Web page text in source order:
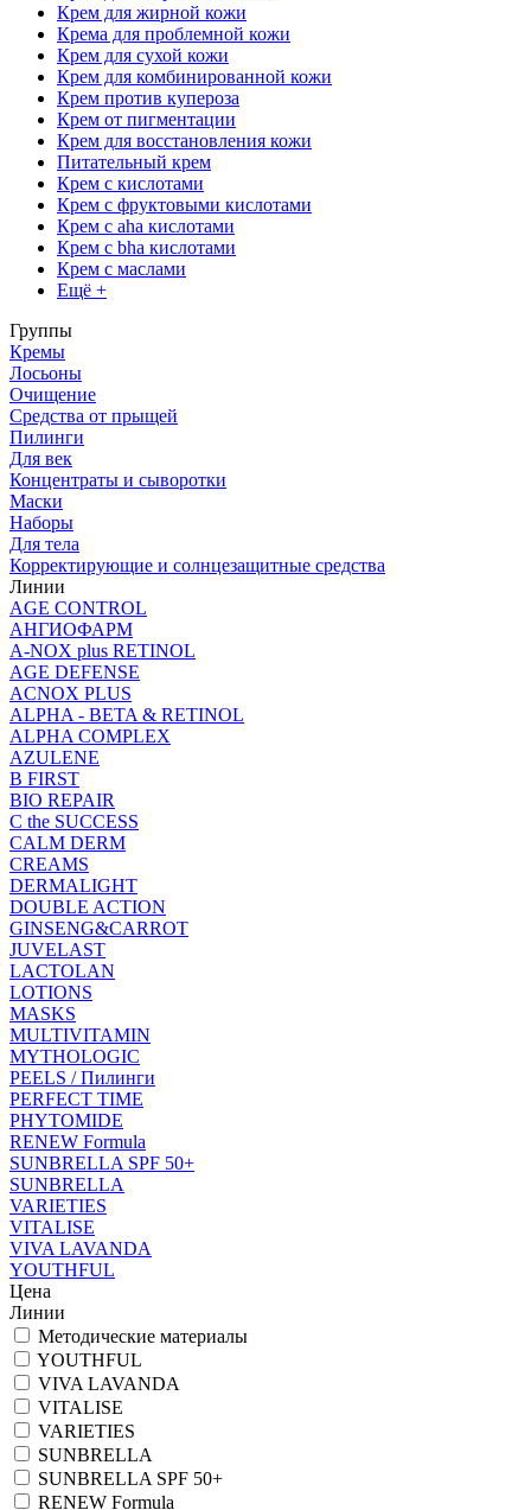
Крем для жирной кожи
Крема для проблемной кожи
Крем для сухой кожи
Крем для комбинированной кожи
Крем против купероза
Крем от пигментации
Крем для восстановления кожи
Питательный крем
Крем с кислотами
Крем с фруктовыми кислотами
Крем с aha кислотами
Крем с bha кислотами
Крем с маслами
Ещё +
Группы
Кремы
Лосьоны
Очищение
Средства от прыщей
Пилинги
Для век
Концентраты и сыворотки
Маски
Наборы
Для тела
Корректирующие и солнцезащитные средства
Линии
AGE CONTROL
АНГИОФАРМ
A-NOX plus RETINOL
AGE DEFENSE
ACNOX PLUS
ALPHA - BETA & RETINOL
ALPHA COMPLEX
AZULENE
B FIRST
BIO REPAIR
C the SUCCESS
CALM DERM
CREAMS
DERMALIGHT
DOUBLE ACTION
GINSENG&CARROT
JUVELAST
LACTOLAN
LOTIONS
MASKS
MULTIVITAMIN
MYTHOLOGIC
PEELS / Пилинги
PERFECT TIME
PHYTOMIDE
RENEW Formula
SUNBRELLA SPF 50+
SUNBRELLA
VARIETIES
VITALISE
VIVA LAVANDA
YOUTHFUL
Цена
Линии
Методические материалы
YOUTHFUL
VIVA LAVANDA
VITALISE
VARIETIES
SUNBRELLA
SUNBRELLA SPF 50+
RENEW Formula